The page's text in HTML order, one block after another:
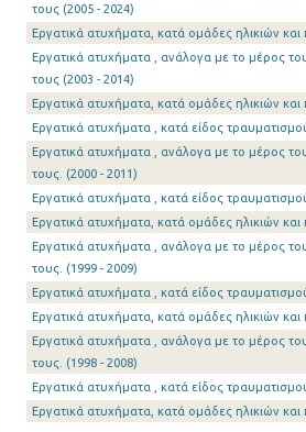
τους (2005 - 2024)
Εργατικά ατυχήματα, κατά ομάδες ηλικιών
Εργατικά ατυχήματα , ανάλογα με το μέρος
τους (2003 - 2014)
Εργατικά ατυχήματα, κατά ομάδες ηλικιών
Εργατικά ατυχήματα , κατά είδος
Εργατικά ατυχήματα , ανάλογα με το μέρος
τους. (2000 - 2011)
Εργατικά ατυχήματα , κατά είδος
Εργατικά ατυχήματα, κατά ομάδες ηλικιών
Εργατικά ατυχήματα , ανάλογα με το μέρος
τους. (1999 - 2009)
Εργατικά ατυχήματα , κατά είδος
Εργατικά ατυχήματα, κατά ομάδες ηλικιών
Εργατικά ατυχήματα , ανάλογα με το μέρος
τους. (1998 - 2008)
Εργατικά ατυχήματα , κατά είδος
Εργατικά ατυχήματα, κατά ομάδες ηλικιών